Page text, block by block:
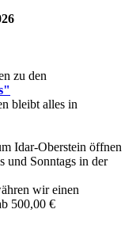
zu den
bleibt alles in
Idar-Oberstein öffnen
und Sonntags in der
wir einen
500,00 €